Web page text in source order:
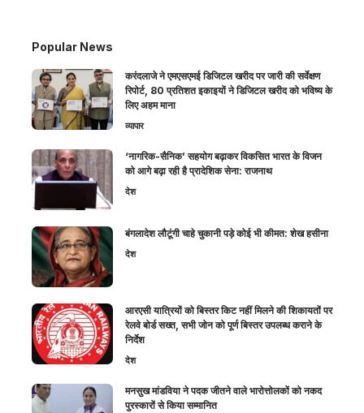
Popular News
करंदलाजे ने एमएसएमई डिजिटल खरीद पर जारी की सर्वेक्षण
रिपोर्ट, 80 प्रतिशत इकाइयों ने डिजिटल खरीद को भविष्य के
लिए अहम माना
व्यापार
‘नागरिक-सैनिक’ सहयोग बढ़ाकर विकसित भारत के विजन
को आगे बढ़ा रही है प्रादेशिक सेना: राजनाथ
देश
बंगलादेश लौटूंगी चाहे चुकानी पड़े कोई भी कीमत: शेख हसीना
देश
आरएसी यात्रियों को बिस्तर किट नहीं मिलने की शिकायतों पर
रेलवे बोर्ड सख्त, सभी जोन को पूर्ण बिस्तर उपलब्ध कराने के
निर्देश
देश
मनसुख मांडविया ने पदक जीतने वाले भारोत्तोलकों को नकद
पुरस्कारों से किया सम्मानित